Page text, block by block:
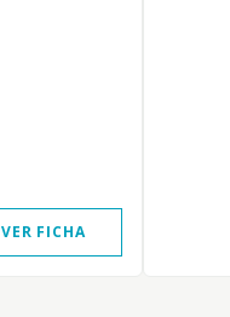
VER FICHA